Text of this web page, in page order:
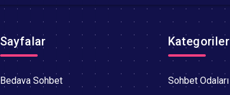
Sayfalar
Bedava Sohbet
Kategoriler
Sohbet Odaları